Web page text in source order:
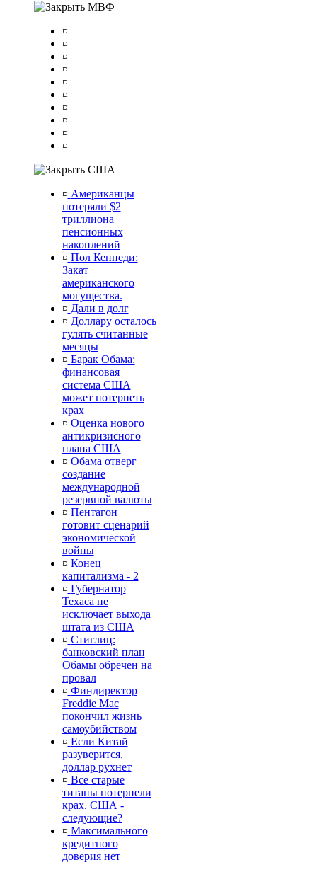
МВФ
¤
¤
¤
¤
¤
¤
¤
¤
¤
¤
США
¤ Американцы
потеряли $2
триллиона
пенсионных
накоплений
¤ Пол Кеннеди:
Закат
американского
могущества.
¤ Дали в долг
¤ Доллару осталось
гулять считанные
месяцы
¤ Барак Обама:
финансовая
система США
может потерпеть
крах
¤ Оценка нового
антикризисного
плана США
¤ Обама отверг
создание
международной
резервной валюты
¤ Пентагон
готовит сценарий
экономической
войны
¤ Конец
капитализма - 2
¤ Губернатор
Техаса не
исключает выхода
штата из США
¤ Стиглиц:
банковский план
Обамы обречен на
провал
¤ Финдиректор
Freddie Mac
покончил жизнь
самоубийством
¤ Если Китай
разуверится,
доллар рухнет
¤ Все старые
титаны потерпели
крах. США -
следующие?
¤ Максимального
кредитного
доверия нет